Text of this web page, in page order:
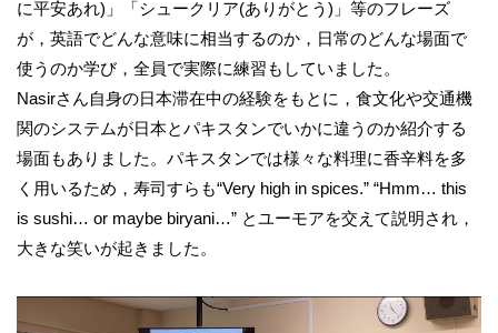
に平安あれ)」「シュークリア(ありがとう)」等のフレーズ
が，英語でどんな意味に相当するのか，日常のどんな場面で
使うのか学び，全員で実際に練習もしていました。
Nasirさん自身の日本滞在中の経験をもとに，食文化や交通機
関のシステムが日本とパキスタンでいかに違うのか紹介する
場面もありました。パキスタンでは様々な料理に香辛料を多
く用いるため，寿司すらも“Very high in spices.” “Hmm… this
is sushi… or maybe biryani…” とユーモアを交えて説明され，
大きな笑いが起きました。